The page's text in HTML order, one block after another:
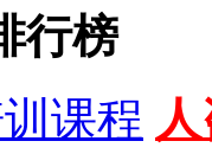
行榜
课程